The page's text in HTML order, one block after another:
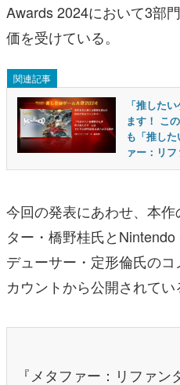
Awards 2024において3部
価を受けている。
関連記事
「推した
ます！ こ
も「推し
ァー：リフ
今回の発表にあわせ、本
ター・橋野桂氏と
デューサー・定形倫氏の
カウントから公開されてい
『メタファー：リファン